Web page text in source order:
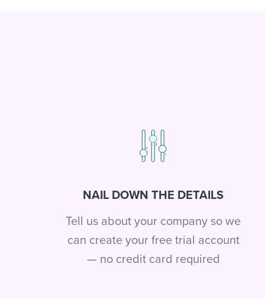
NAIL DOWN THE DETAILS
Tell us about your company so we
can create your free trial account
— no credit card required